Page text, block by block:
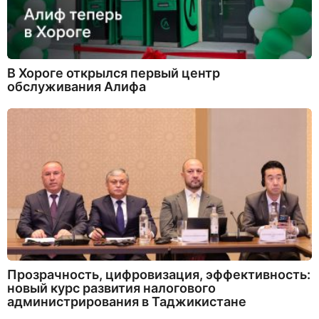
В Хороге открылся первый центр
обслуживания Алифа
Прозрачность, цифровизация, эффективность:
новый курс развития налогового
администрирования в Таджикистане